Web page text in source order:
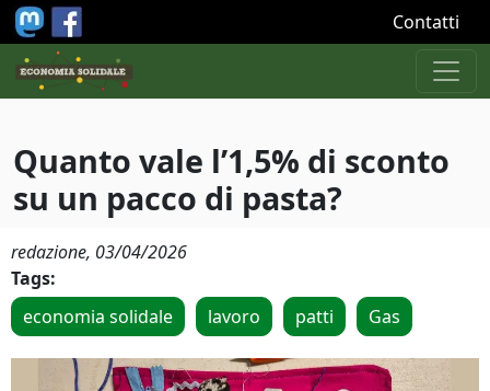
Salta al contenuto principale Contatti
Quanto vale l’1,5% di sconto
su un pacco di pasta?
redazione, 03/04/2026
Tags:
economia solidale
lavoro patti Gas